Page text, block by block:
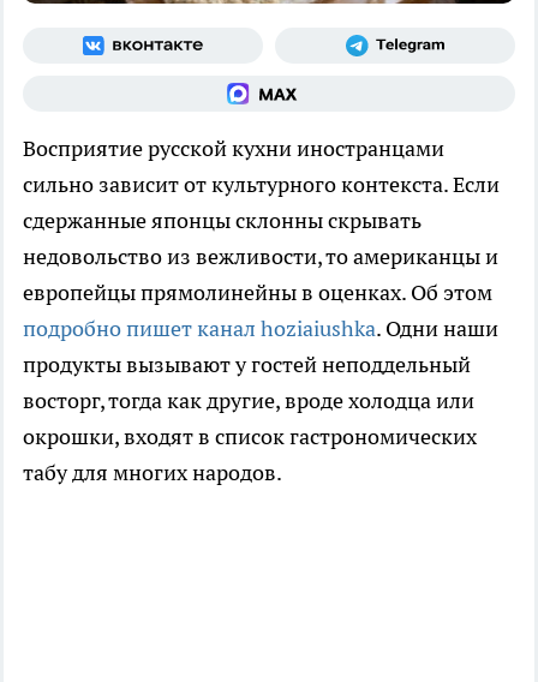
Восприятие русской кухни иностранцами
сильно зависит от культурного контекста. Если
сдержанные японцы склонны скрывать
недовольство из вежливости, то американцы и
европейцы прямолинейны в оценках. Об этом
подробно пишет канал hoziaiushka. Одни наши
продукты вызывают у гостей неподдельный
восторг, тогда как другие, вроде холодца или
окрошки, входят в список гастрономических
табу для многих народов.